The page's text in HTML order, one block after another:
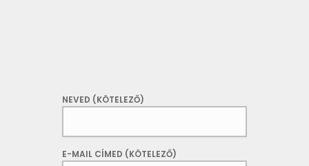
NEVED (KÖTELEZŐ)
E-MAIL CÍMED (KÖTELEZŐ)